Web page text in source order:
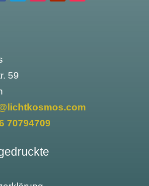
59
70794709